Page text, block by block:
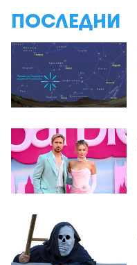
ПОСЛЕДНИ